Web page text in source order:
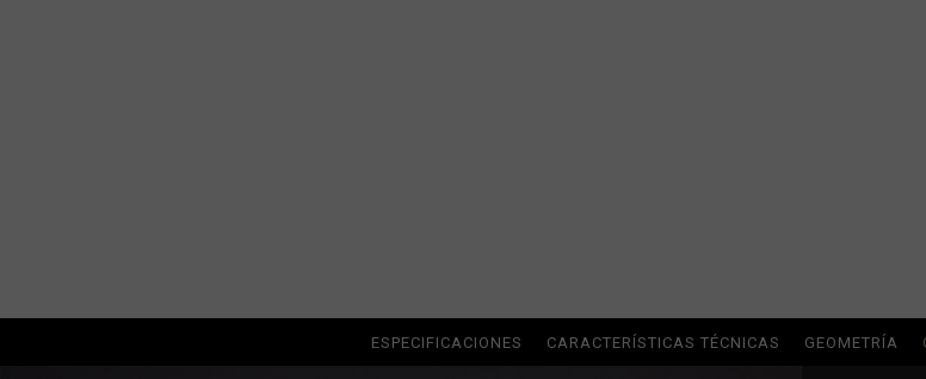
Armenia, Hayastán
ESPECIFICACIONES CARACTERÍSTICAS TÉCNICAS GEOMETRÍA